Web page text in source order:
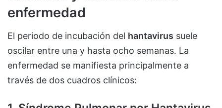
enfermedad
El periodo de incubación del hantavirus suele
oscilar entre una y hasta ocho semanas. La
enfermedad se manifiesta principalmente a
través de dos cuadros clínicos: